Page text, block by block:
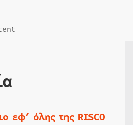
εφ’ όλης της RISCO